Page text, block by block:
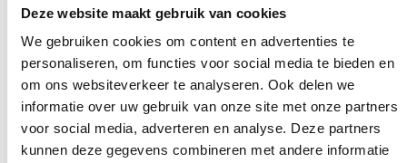
Deze website maakt gebruik van cookies
We gebruiken cookies om content en advertenties te
personaliseren, om functies voor social media te bieden en
om ons websiteverkeer te analyseren. Ook delen we
informatie over uw gebruik van onze site met onze partners
voor social media, adverteren en analyse. Deze partners
kunnen deze gegevens combineren met andere informatie